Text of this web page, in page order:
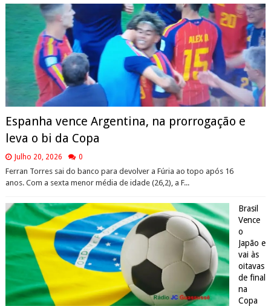
Espanha vence Argentina, na prorrogação e
leva o bi da Copa
Julho 20, 2026 0
Ferran Torres sai do banco para devolver a Fúria ao topo após 16
anos. Com a sexta menor média de idade (26,2), a F...
Brasil
Vence
o
Japão e
vai às
oitavas
de final
na
Copa